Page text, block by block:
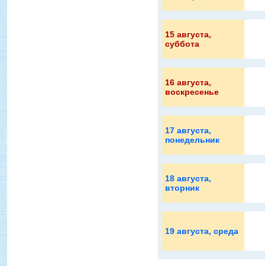
15 августа,
суббота
16 августа,
воскресенье
17 августа,
понедельник
18 августа,
вторник
19 августа, среда